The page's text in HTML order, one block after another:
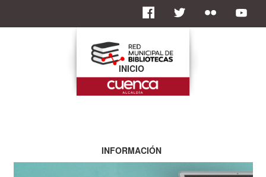
INICIO
INFORMACIÓN